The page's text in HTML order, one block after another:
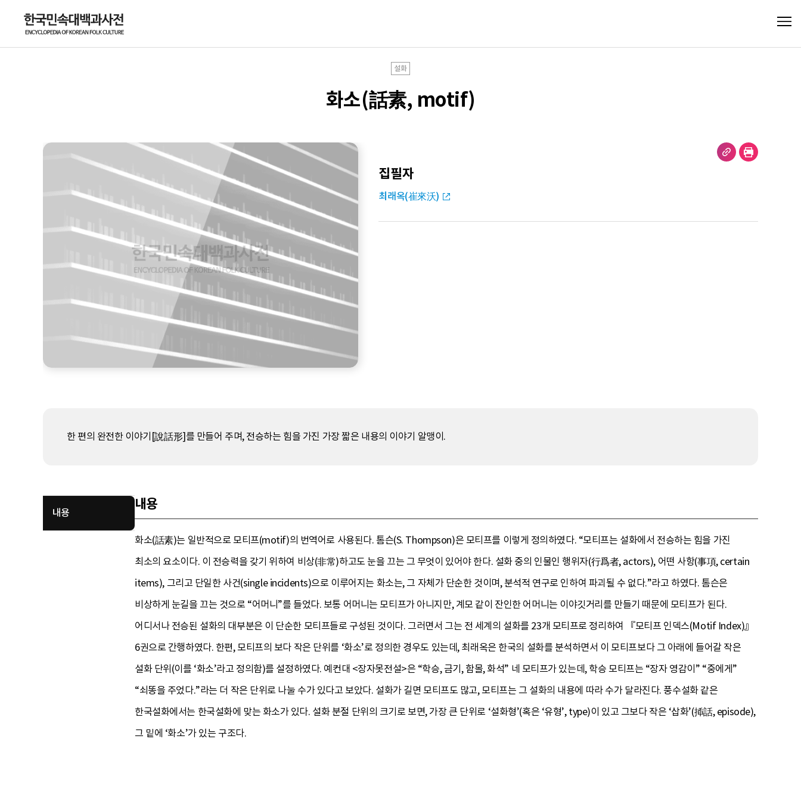
설화
화소(話素, motif)
집필자
최래옥(崔來沃)
한 편의 완전한 이야기[說話形]를 만들어 주며, 전승하는 힘을 가진 가장 짧은 내용의 이야기 알맹이.
내용
내용
화소(話素)는 일반적으로 모티프(motif)의 번역어로 사용된다. 톰슨(S. Thompson)은 모티프를 이렇게 정의하였다. “모티프는 설화에서 전승하는 힘을 가진
최소의 요소이다. 이 전승력을 갖기 위하여 비상(非常)하고도 눈을 끄는 그 무엇이 있어야 한다. 설화 중의 인물인 행위자(行爲者, actors), 어떤 사항(事項, certain
items), 그리고 단일한 사건(single incidents)으로 이루어지는 화소는, 그 자체가 단순한 것이며, 분석적 연구로 인하여 파괴될 수 없다.”라고 하였다. 톰슨은
비상하게 눈길을 끄는 것으로 “어머니”를 들었다. 보통 어머니는 모티프가 아니지만, 계모 같이 잔인한 어머니는 이야깃거리를 만들기 때문에 모티프가 된다.
어디서나 전승된 설화의 대부분은 이 단순한 모티프들로 구성된 것이다. 그러면서 그는 전 세계의 설화를 23개 모티프로 정리하여 『모티프 인덱스(Motif Index)』
6권으로 간행하였다. 한편, 모티프의 보다 작은 단위를 ‘화소’로 정의한 경우도 있는데, 최래옥은 한국의 설화를 분석하면서 이 모티프보다 그 아래에 들어갈 작은
설화 단위(이를 ‘화소’라고 정의함)를 설정하였다. 예컨대 <장자못전설>은 “학승, 금기, 함몰, 화석” 네 모티프가 있는데, 학승 모티프는 “장자 영감이” “중에게”
“쇠똥을 주었다.”라는 더 작은 단위로 나눌 수가 있다고 보았다. 설화가 길면 모티프도 많고, 모티프는 그 설화의 내용에 따라 수가 달라진다. 풍수설화 같은
한국설화에서는 한국설화에 맞는 화소가 있다. 설화 분절 단위의 크기로 보면, 가장 큰 단위로 ‘설화형’(혹은 ‘유형’, type)이 있고 그보다 작은 ‘삽화’(揷話, episode),
그 밑에 ‘화소’가 있는 구조다.